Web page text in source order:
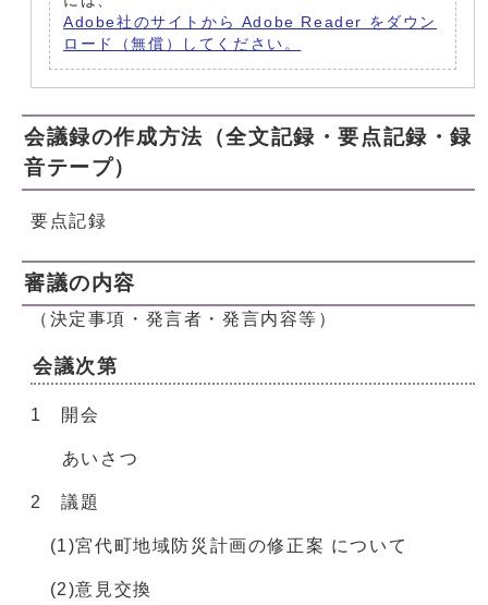
Adobe社のサイトから Adobe Reader をダウン
ロード（無償）してください。
会議録の作成方法（全文記録・要点記録・録
音テープ）
要点記録
審議の内容
（決定事項・発言者・発言内容等）
会議次第
1 開会
あいさつ
2 議題
(1)宮代町地域防災計画の修正案 について
(2)意見交換